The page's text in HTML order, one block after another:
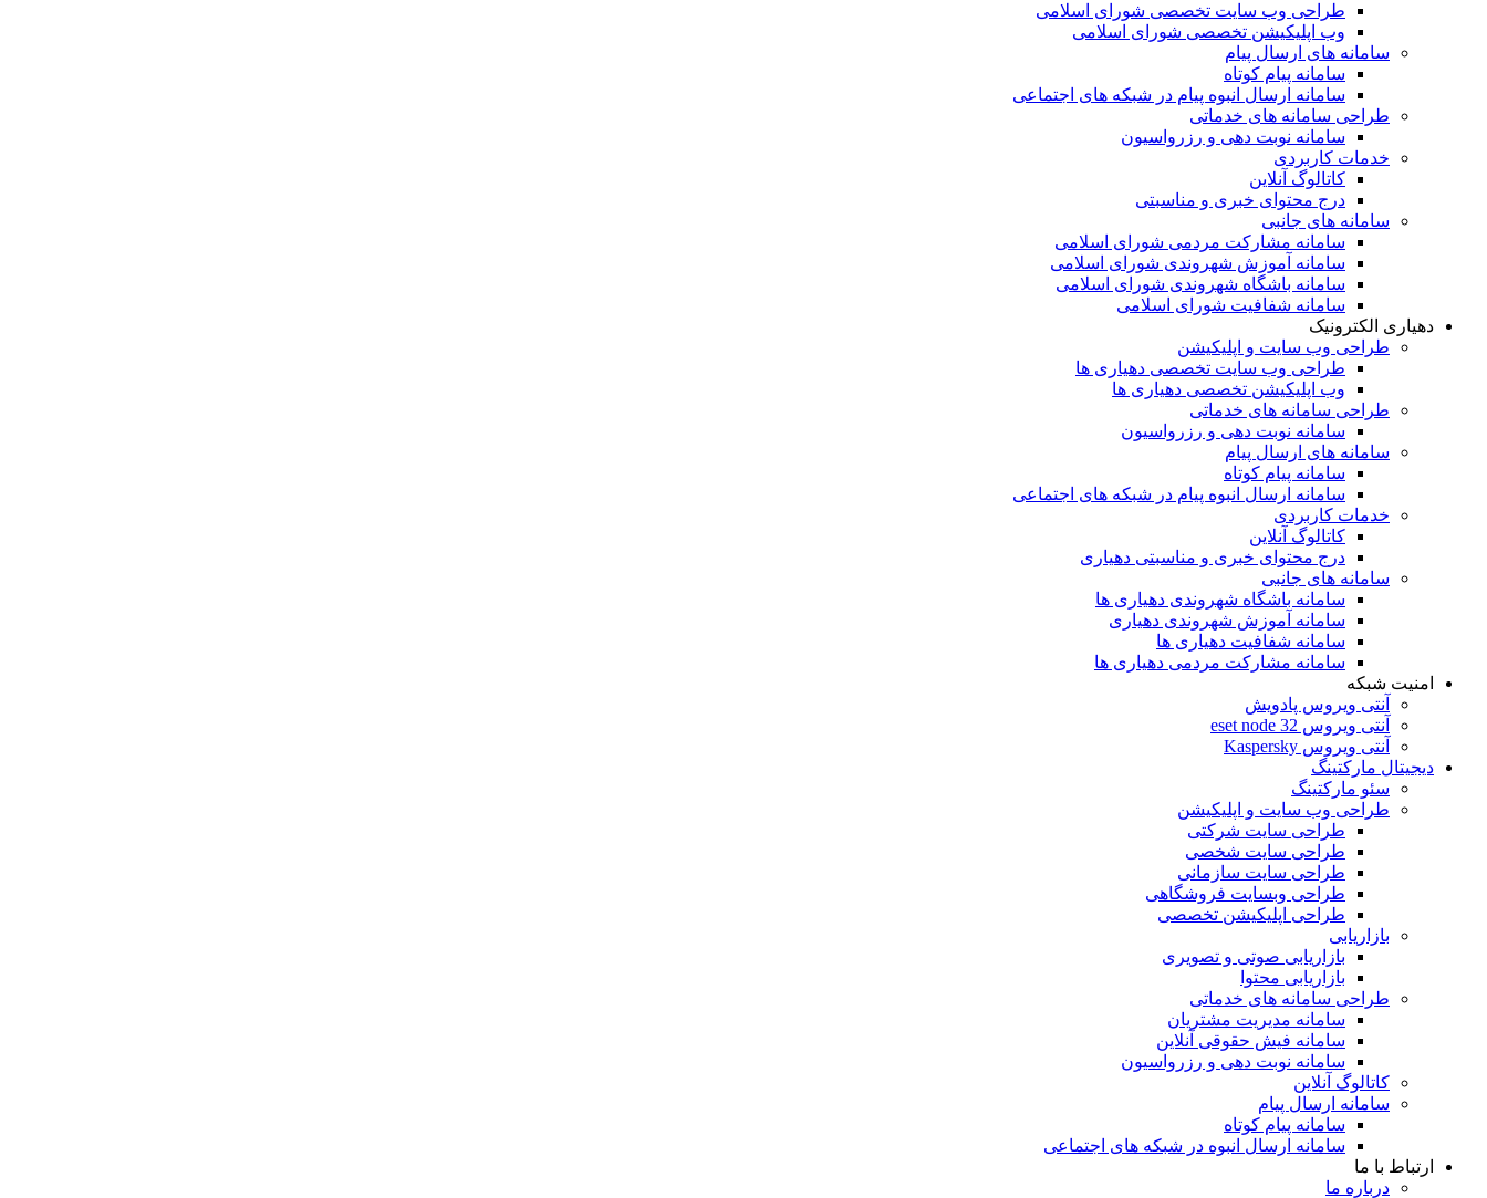
طراحی وب سایت تخصصی شورای اسلامی
وب اپلیکیشن تخصصی شورای اسلامی
سامانه های ارسال پیام
سامانه پیام کوتاه
سامانه ارسال انبوه پیام در شبکه های اجتماعی
طراحی سامانه های خدماتی
سامانه نوبت دهی و رزرواسیون
خدمات کاربردی
کاتالوگ آنلاین
درج محتوای خبری و مناسبتی
سامانه های جانبی
سامانه مشارکت مردمی شورای اسلامی
سامانه آموزش شهروندی شورای اسلامی
سامانه باشگاه شهروندی شورای اسلامی
سامانه شفافیت شورای اسلامی
دهیاری الکترونیک
طراحی وب سایت و اپلیکیشن
طراحی وب سایت تخصصی دهیاری ها
وب اپلیکیشن تخصصی دهیاری ها
طراحی سامانه های خدماتی
سامانه نوبت دهی و رزرواسیون
سامانه های ارسال پیام
سامانه پیام کوتاه
سامانه ارسال انبوه پیام در شبکه های اجتماعی
خدمات کاربردی
کاتالوگ آنلاین
درج محتوای خبری و مناسبتی دهیاری
سامانه های جانبی
سامانه باشگاه شهروندی دهیاری ها
سامانه آموزش شهروندی دهیاری
سامانه شفافیت دهیاری ها
سامانه مشارکت مردمی دهیاری ها
امنیت شبکه
آنتی ویروس پادویش
آنتی ویروس 32 eset node
آنتی ویروس Kaspersky
دیجیتال مارکتینگ
سئو مارکتینگ
طراحی وب سایت و اپلیکیشن
طراحی سایت شرکتی
طراحی سایت شخصی
طراحی سایت سازمانی
طراحی وبسایت فروشگاهی
طراحی اپلیکیشن تخصصی
بازاریابی
بازاریابی صوتی و تصویری
بازاریابی محتوا
طراحی سامانه های خدماتی
سامانه مدیریت مشتریان
سامانه فیش حقوقی آنلاین
سامانه نوبت دهی و رزرواسیون
کاتالوگ آنلاین
سامانه ارسال پیام
سامانه پیام کوتاه
سامانه ارسال انبوه در شبکه های اجتماعی
ارتباط با ما
درباره ما